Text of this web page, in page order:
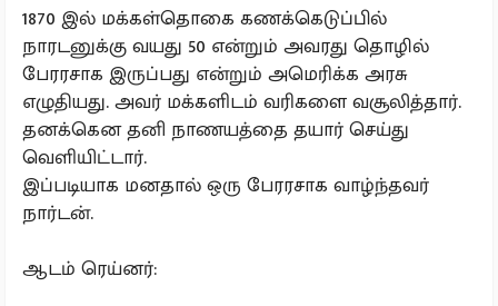
1870 இல் மக்கள்தொகை கணக்கெடுப்பில்
நாரடனுக்கு வயது 50 என்றும் அவரது தொழில்
பேரரசாக இருப்பது என்றும் அமெரிக்க அரசு
எழுதியது. அவர் மக்களிடம் வரிகளை வசூலித்தார்.
தனக்கென தனி நாணயத்தை தயார் செய்து
வெளியிட்டார்.
இப்படியாக மனதால் ஒரு பேரரசாக வாழ்ந்தவர்
நார்டன்.
ஆடம் ரெய்னர்: